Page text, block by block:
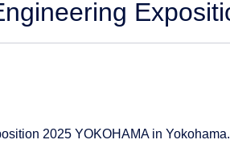
2025 YOKOHAMA in Yokohama.